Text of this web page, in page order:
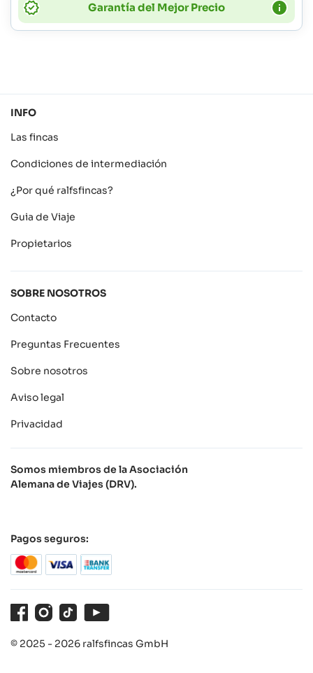
Garantía del Mejor Precio
INFO
Las fincas
Condiciones de intermediación
¿Por qué ralfsfincas?
Guia de Viaje
Propietarios
SOBRE NOSOTROS
Contacto
Preguntas Frecuentes
Sobre nosotros
Aviso legal
Privacidad
Somos miembros de la Asociación
Alemana de Viajes (DRV).
Pagos seguros:
FacebookInstagram
TikTok
© 2025 - 2026 ralfsfincas GmbH